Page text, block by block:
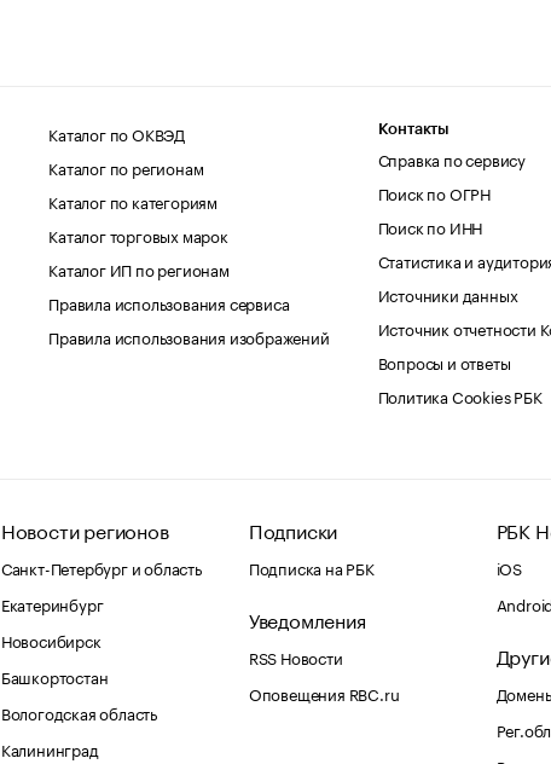
Каталог по ОКВЭД
Каталог по регионам
Каталог по категориям
Каталог торговых марок
Каталог ИП по регионам
Правила использования сервиса
Правила использования изображений
Контакты
Справка по сервису
Поиск по ОГРН
Поиск по ИНН
Статистика и
Источники данных
Источник отчетности
Вопросы и ответы
Политика Cookies РБК
Новости регионов
Санкт-Петербург и область
Екатеринбург
Новосибирск
Башкортостан
Вологодская область
Калининград
Подписки
Подписка на РБК
Уведомления
RSS Новости
Оповещения RBC.ru
РБК
iOS